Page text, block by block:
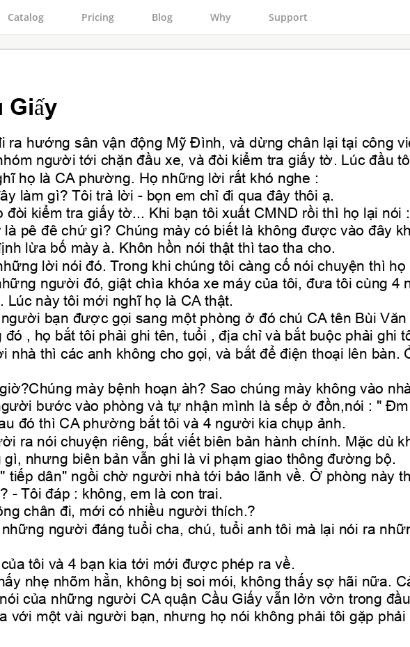
Catalog Pricing Blog Why Support
ra hướng sân vận động Mỹ Đình, và dừng chân lại tại công
người tới chặn đầu xe, và đòi kiểm tra giấy tờ. Lúc đầu
họ là CA phường. Họ những lời rất khó nghe :
làm gì? Tôi trả lời - bọn em chỉ đi qua đây thôi ạ.
kiểm tra giấy tờ... Khi bạn tôi xuất CMND rồi thì họ lại nói
là pê đê chứ gì? Chúng mày có biết là không được vào đây
lừa bố mày à. Khôn hồn nói thật thì tao tha cho.
lời nói đó. Trong khi chúng tôi càng cố nói chuyện thì
người đó, giật chìa khóa xe máy của tôi, đưa tôi cùng 4
Lúc này tôi mới nghĩ họ là CA thật.
bạn được gọi sang một phòng ở đó chú CA tên Bùi
, họ bắt tôi phải ghi tên, tuổi , địa chỉ và bắt buộc phải ghi
nhà thì các anh không cho gọi, và bắt để điện thoại lên bàn.
mày bệnh hoạn àh? Sao chúng mày không vào
bước vào phòng và tự nhận mình là sếp ở đồn,nói : "
đó thì CA phường bắt tôi và 4 người kia chụp ảnh.
ra nói chuyện riêng, bắt viết biên bản hành chính. Mặc dù
gì, nhưng biên bản vẫn ghi là vi phạm giao thông đường bộ.
tiếp dân" ngồi chờ người nhà tới bảo lãnh về. Ở phòng này
- Tôi đáp : không, em là con trai.
chân đi, mới có nhiều người thích.?
người đáng tuổi cha, chú, tuổi anh tôi mà lại nói ra
tôi và 4 bạn kia tới mới được phép ra về.
nhẹ nhõm hẳn, không bị soi mói, không thấy sợ hãi nữa.
của những người CA quận Cầu Giấy vẫn lởn vởn trong
với một vài người bạn, nhưng họ nói không phải tôi gặp
Giấy